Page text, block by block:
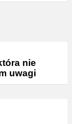
nie
uwagi